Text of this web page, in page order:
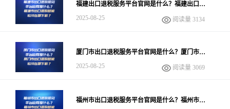
福建出口退税服务平台官网是什么？福建出口退
2025-08-25 阅读量 3134
厦门市出口退税服务平台官网是什么？厦门市出
2025-08-25 阅读量 3069
福州市出口退税服务平台官网是什么？福州市出